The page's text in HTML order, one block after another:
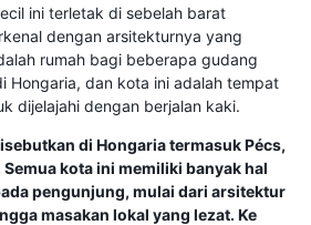
ini terletak di sebelah barat
dengan arsitekturnya yang
rumah bagi beberapa gudang
Hongaria, dan kota ini adalah tempat
dijelajahi dengan berjalan kaki.
di Hongaria termasuk Pécs,
kota ini memiliki banyak hal
pengunjung, mulai dari arsitektur
masakan lokal yang lezat. Ke